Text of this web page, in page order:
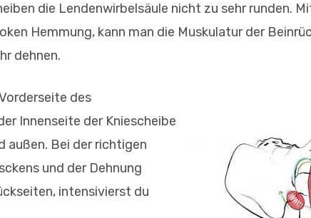
die Lendenwirbelsäule nicht zu sehr runden.
Hemmung, kann man die Muskulatur der
dehnen.
des
Innenseite der Kniescheibe
außen. Bei der richtigen
und der Dehnung
intensivierst du